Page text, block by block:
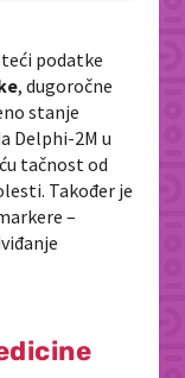
podatke
, dugoročne
stanje
Delphi-2M u
tačnost od
Također je
–